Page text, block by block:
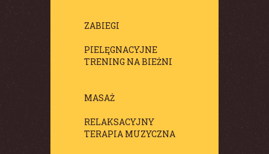
ZABIEGI
PIELĘGNACYJNE
TRENING NA BIEŻNI
MASAŻ
RELAKSACYJNY
TERAPIA MUZYCZNA